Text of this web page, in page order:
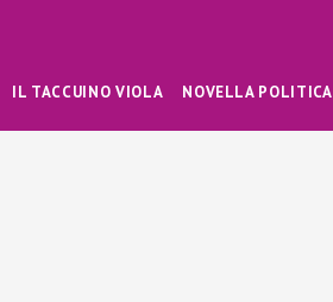
IL TACCUINO VIOLA NOVELLA POLITICA